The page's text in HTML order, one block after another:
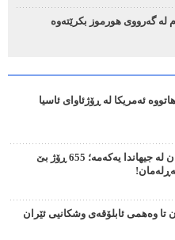
لە گەرووی هورموز بکرێتەوە
ئەمریکا لە ڕۆژئاوای ئاسیا
هەرێمی کوردستان لە جیهاندا یەکەمە؛ 655 ڕۆژ بێ
تا وەهمی ئابلۆقەی وشکانیی ئێران